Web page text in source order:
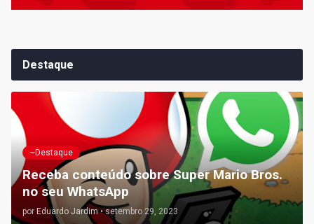
Destaque
~Destaque
Receba conteúdo sobre Super Mario Bros.
no seu WhatsApp
por Eduardo Jardim • setembro 29, 2023